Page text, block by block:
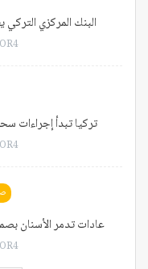
البنك المركزي
تركيا تبدأ إجراءات
عادات تدمر الأسنان بصمت.. 12 خطأ يوميًا قد